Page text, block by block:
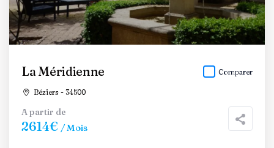
La Méridienne
Béziers - 34500
Comparer
A partir de
2614€ / Mois